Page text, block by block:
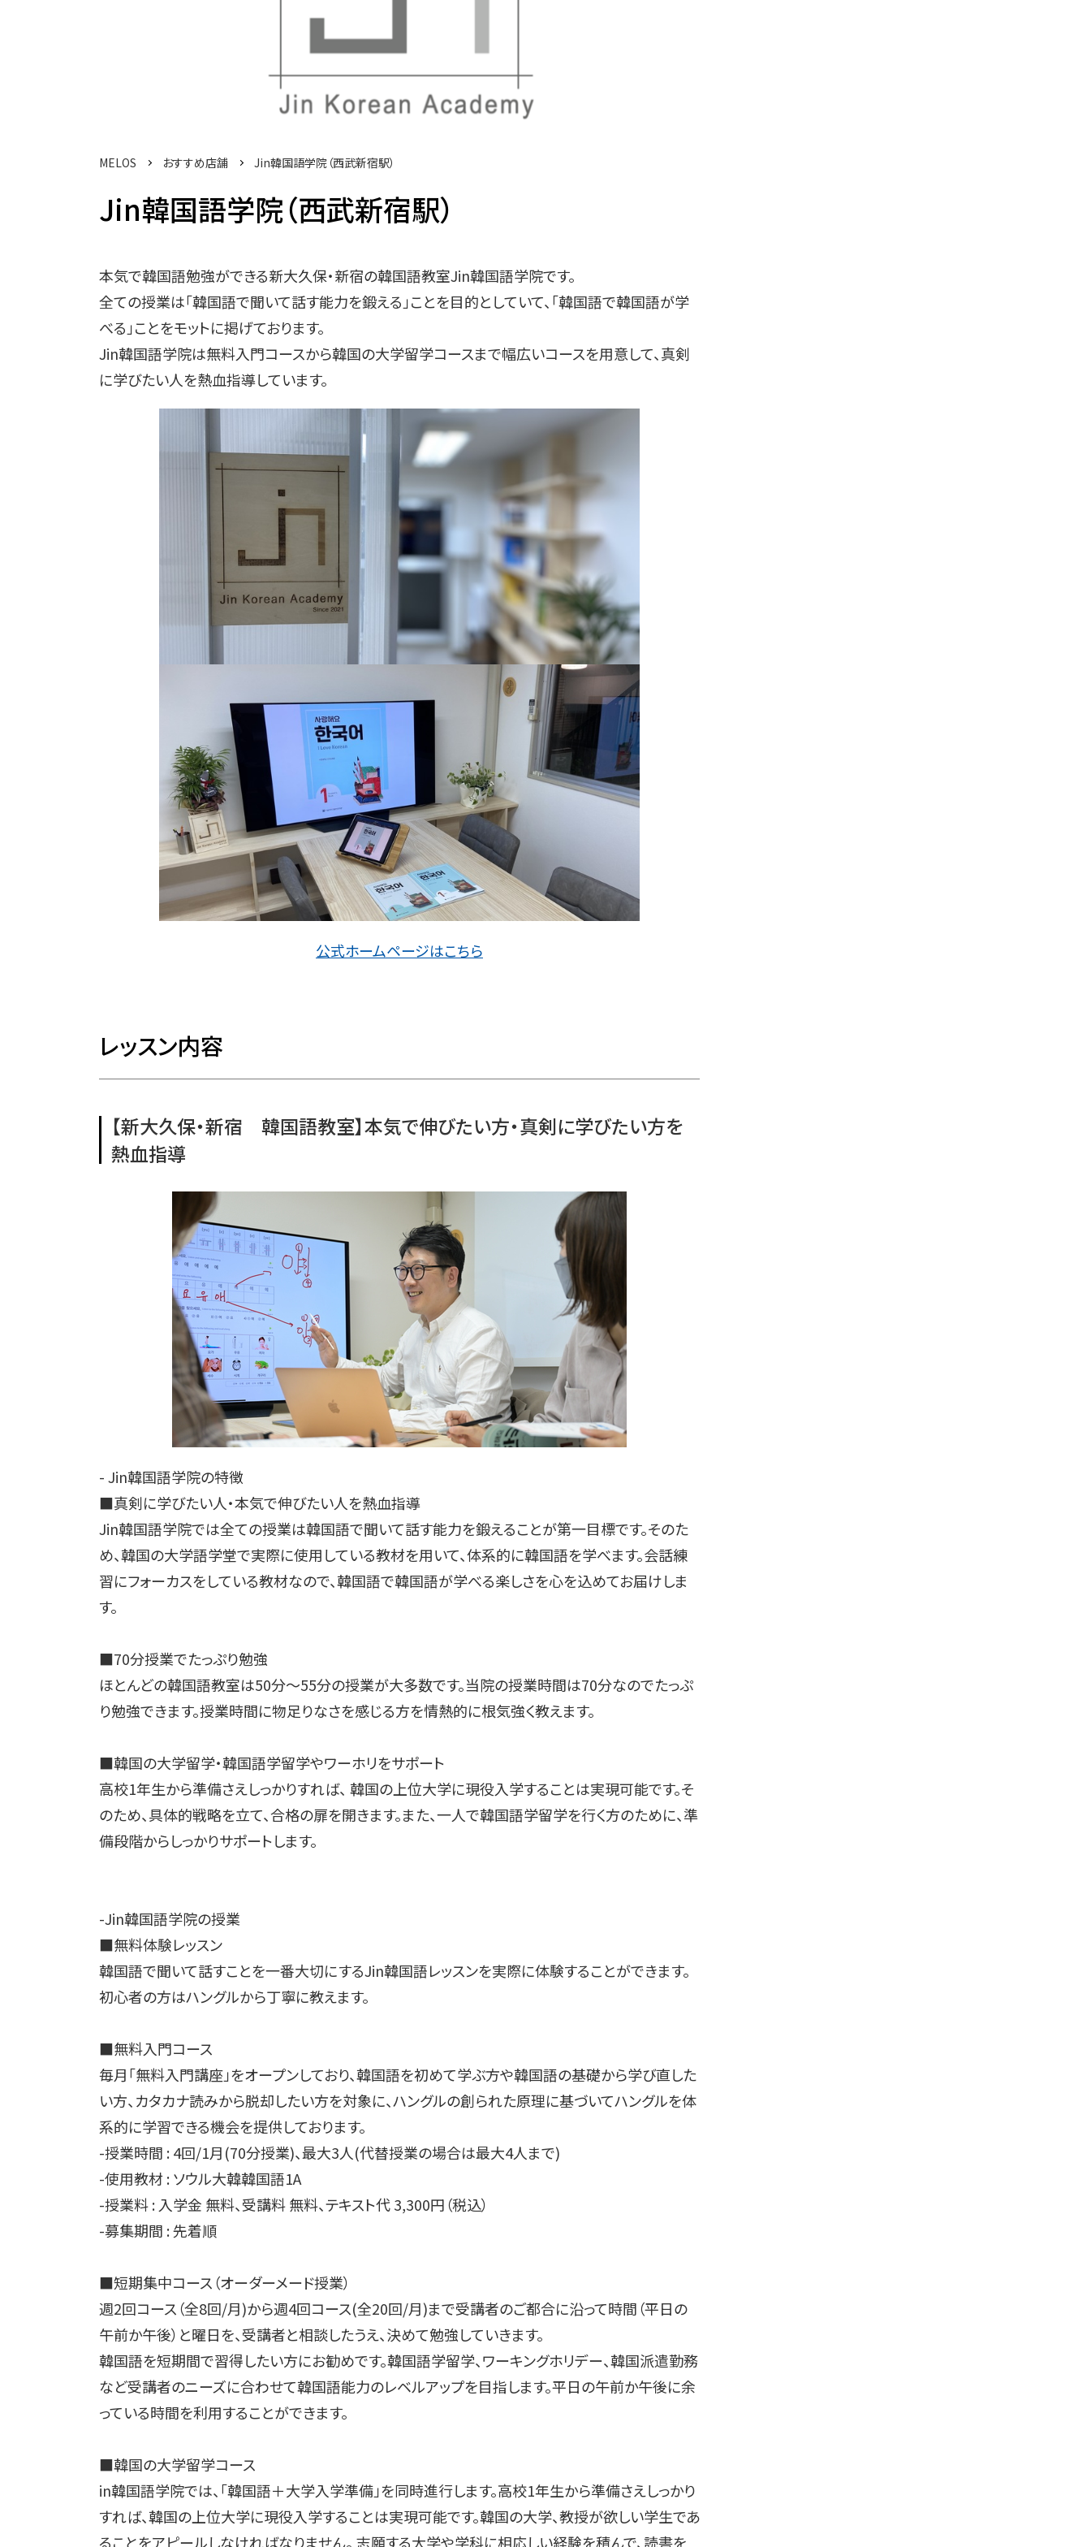
MELOS おすすめ店舗 Jin韓国語学院（西武新宿駅）
Jin韓国語学院（西武新宿駅）
本気で韓国語勉強ができる新大久保・新宿の韓国語教室Jin韓国語学院です。
全ての授業は「韓国語で聞いて話す能力を鍛える」ことを目的としていて、「韓国語で韓国語が学
べる」ことをモットに掲げております。
Jin韓国語学院は無料入門コースから韓国の大学留学コースまで幅広いコースを用意して、真剣
に学びたい人を熱血指導しています。
公式ホームページはこちら
レッスン内容
【新大久保・新宿 韓国語教室】本気で伸びたい方・真剣に学びたい方を
熱血指導
- Jin韓国語学院の特徴
■真剣に学びたい人・本気で伸びたい人を熱血指導
Jin韓国語学院では全ての授業は韓国語で聞いて話す能力を鍛えることが第一目標です。そのた
め、韓国の大学語学堂で実際に使用している教材を用いて、体系的に韓国語を学べます。会話練
習にフォーカスをしている教材なので、韓国語で韓国語が学べる楽しさを心を込めてお届けしま
す。
■70分授業でたっぷり勉強
ほとんどの韓国語教室は50分〜55分の授業が大多数です。当院の授業時間は70分なのでたっぷ
り勉強できます。授業時間に物足りなさを感じる方を情熱的に根気強く教えます。
■韓国の大学留学・韓国語学留学やワーホリをサポート
高校1年生から準備さえしっかりすれば、 韓国の上位大学に現役入学することは実現可能です。そ
のため、具体的戦略を立て、合格の扉を開きます。また、一人で韓国語学留学を行く方のために、準
備段階からしっかりサポートします。
-Jin韓国語学院の授業
■無料体験レッスン
韓国語で聞いて話すことを一番大切にするJin韓国語レッスンを実際に体験することができます。
初心者の方はハングルから丁寧に教えます。
■無料入門コース
毎月「無料入門講座」をオープンしており、韓国語を初めて学ぶ方や韓国語の基礎から学び直した
い方、カタカナ読みから脱却したい方を対象に、ハングルの創られた原理に基づいてハングルを体
系的に学習できる機会を提供しております。
-授業時間 : 4回/1月(70分授業)、最大3人(代替授業の場合は最大4人まで)
-使用教材 : ソウル大韓韓国語1A
-授業料 : 入学金 無料、受講料 無料、テキスト代 3,300円（税込）
-募集期間 : 先着順
■短期集中コース（オーダーメード授業）
週2回コース（全8回/月)から週4回コース(全20回/月)まで受講者のご都合に沿って時間（平日の
午前か午後）と曜日を、受講者と相談したうえ、決めて勉強していきます。
韓国語を短期間で習得したい方にお勧めです。韓国語学留学、ワーキングホリデー、韓国派遣勤務
など受講者のニーズに合わせて韓国語能力のレベルアップを目指します。平日の午前か午後に余
っている時間を利用することができます。
■韓国の大学留学コース
in韓国語学院では、「韓国語＋大学入学準備」を同時進行します。高校1年生から準備さえしっかり
すれば、韓国の上位大学に現役入学することは実現可能です。韓国の大学、教授が欲しい学生であ
ることをアピールしなければなりません。 志願する大学や学科に相応しい経験を積んで、読書を